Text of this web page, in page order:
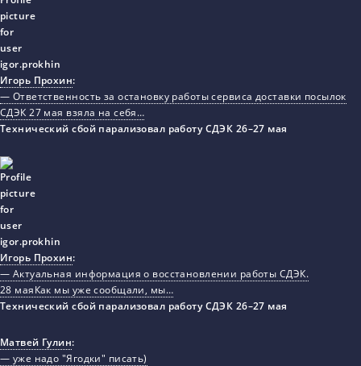
Игорь Прохин:
— Ответственность за остановку работы сервиса доставки посылок
СДЭК 27 мая взяла на себя…
Технический сбой парализовал работу СДЭК 26–27 мая
Игорь Прохин:
— Актуальная информация о восстановлении работы СДЭК.
28 маяКак мы уже сообщали, мы…
Технический сбой парализовал работу СДЭК 26–27 мая
Матвей Гулин:
— уже надо "Ягодки" писать)